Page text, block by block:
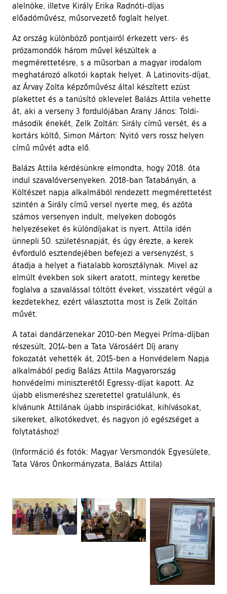
alelnöke, illetve Király Erika Radnóti-díjas
előadóművész, műsorvezető foglalt helyet.
Az ország különböző pontjairól érkezett vers- és
prózamondók három művel készültek a
megmérettetésre, s a műsorban a magyar irodalom
meghatározó alkotói kaptak helyet. A Latinovits-díjat,
az Árvay Zolta képzőművész által készített ezüst
plakettet és a tanúsító oklevelet Balázs Attila vehette
át, aki a verseny 3 fordulójában Arany János: Toldi-
második énekét, Zelk Zoltán: Sirály című versét, és a
kortárs költő, Simon Márton: Nyitó vers rossz helyen
című művét adta elő.
Balázs Attila kérdésünkre elmondta, hogy 2018. óta
indul szavalóversenyeken. 2018-ban Tatabányán, a
Költészet napja alkalmából rendezett megmérettetést
szintén a Sirály című versel nyerte meg, és azóta
számos versenyen indult, melyeken dobogós
helyezéseket és különdíjakat is nyert. Attila idén
ünnepli 50. születésnapját, és úgy érezte, a kerek
évforduló esztendejében befejezi a versenyzést, s
átadja a helyet a fiatalabb korosztálynak. Mivel az
elmúlt években sok sikert aratott, mintegy keretbe
foglalva a szavalással töltött éveket, visszatért végül a
kezdetekhez, ezért választotta most is Zelk Zoltán
művét.
A tatai dandárzenekar 2010-ben Megyei Príma-díjban
részesült, 2014-ben a Tata Városáért Díj arany
fokozatát vehették át, 2015-ben a Honvédelem Napja
alkalmából pedig Balázs Attila Magyarország
honvédelmi miniszterétől Egressy-díjat kapott. Az
újabb elismeréshez szeretettel gratulálunk, és
kívánunk Attilának újabb inspirációkat, kihívásokat,
sikereket, alkotókedvet, és nagyon jó egészséget a
folytatáshoz!
(Információ és fotók: Magyar Versmondók Egyesülete,
Tata Város Önkormányzata, Balázs Attila)
Ugrás a galéria utánra